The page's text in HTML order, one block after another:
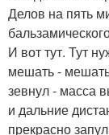
Делов на пять
И вот тут. Тут
мешать -
зевнул - масса
и дальние
прекрасно